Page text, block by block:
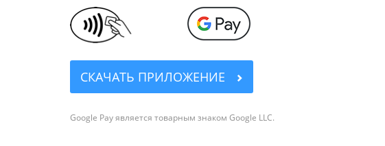
СКАЧАТЬ ПРИЛОЖЕНИЕ
Google Pay является товарным знаком Google LLC.